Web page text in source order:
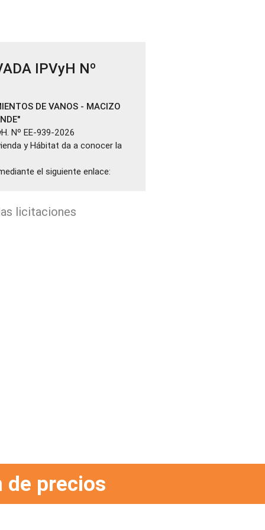
IPVyH Nº
DE VANOS - MACIZO
Nº EE-939-2026
y Hábitat da a conocer la
el siguiente enlace:
licitaciones
de precios